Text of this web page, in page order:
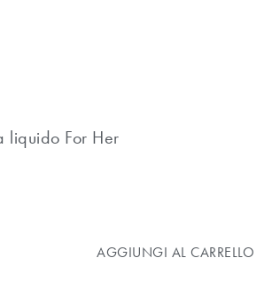
liquido For Her
AGGIUNGI AL CARRELLO